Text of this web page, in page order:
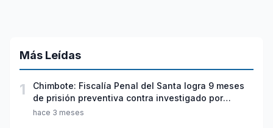
Más Leídas
1
Chimbote: Fiscalía Penal del Santa logra 9 meses
de prisión preventiva contra investigado por
violación sexual y tentativa de feminicidio
hace 3 meses